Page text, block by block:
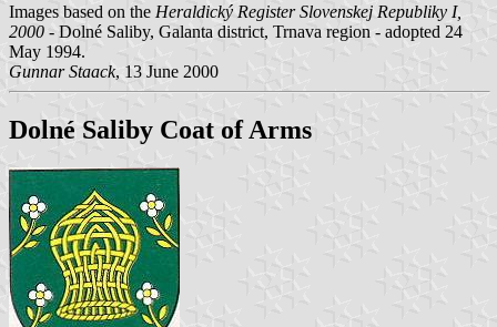
Images based on the Heraldický Register Slovenskej Republiky I,
2000 - Dolné Saliby, Galanta district, Trnava region - adopted 24
May 1994.
Gunnar Staack, 13 June 2000
Dolné Saliby Coat of Arms